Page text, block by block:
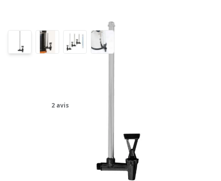
2 avis
Stock actuel : plus de 10 pièce(s) en stock